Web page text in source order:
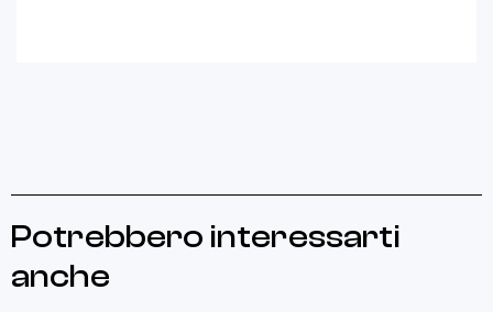
Potrebbero interessarti
anche